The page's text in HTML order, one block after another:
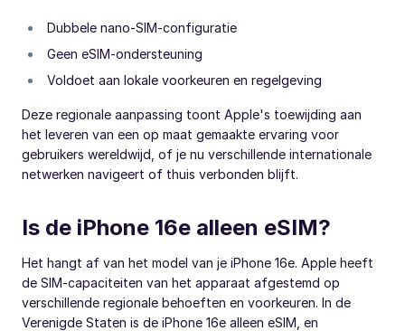
Dubbele nano-SIM-configuratie
Geen eSIM-ondersteuning
Voldoet aan lokale voorkeuren en regelgeving
Deze regionale aanpassing toont Apple's toewijding aan
het leveren van een op maat gemaakte ervaring voor
gebruikers wereldwijd, of je nu verschillende internationale
netwerken navigeert of thuis verbonden blijft.
Is de iPhone 16e alleen eSIM?
Het hangt af van het model van je iPhone 16e. Apple heeft
de SIM-capaciteiten van het apparaat afgestemd op
verschillende regionale behoeften en voorkeuren. In de
Verenigde Staten is de iPhone 16e alleen eSIM, en